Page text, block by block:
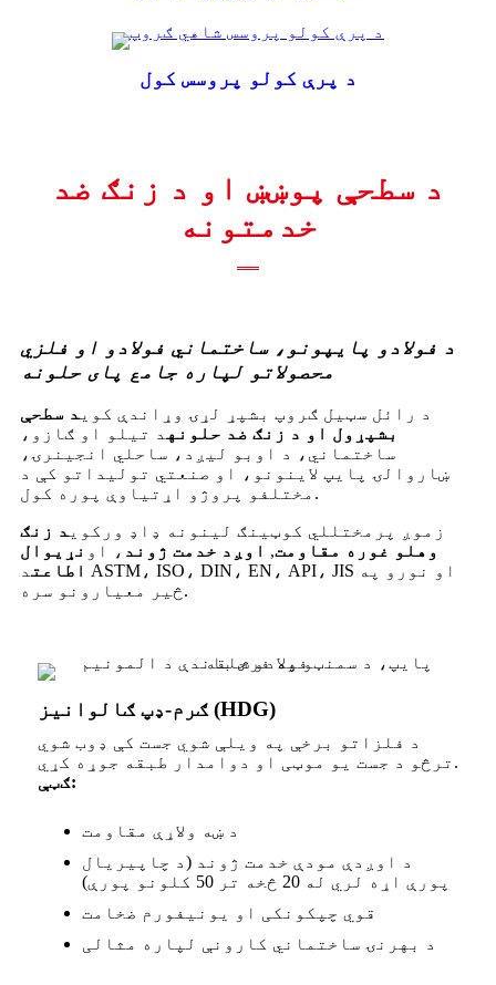
د پرې کولو پروسس کول
د سطحې پوښښ او د زنګ ضد
خدمتونه
د فولادو پایپونو، ساختماني فولادو او فلزي
محصولاتو لپاره جامع پای حلونه
د رائل سټیل ګروپ بشپړ لړۍ وړاندې کويد سطحې
بشپړول او د زنګ ضد حلونهد تیلو او ګازو،
ساختماني، د اوبو لیږد، ساحلي انجینرۍ،
ښاروالۍ پایپ لاینونو، او صنعتي تولیداتو کې د
مختلفو پروژو اړتیاوې پوره کول.
زموږ پرمختللي کوټینګ لینونه ډاډ ورکويد زنګ
وهلو غوره مقاومت, اوږد خدمت ژوند ، او نړیوال
اطاعتد ASTM، ISO، DIN، EN، API، JIS او نورو په
څیر معیارونو سره.
ګرم-ډپ ګالوانیز (HDG)
د فلزاتو برخې په ویلې شوي جست کې ډوب شوي
ترڅو د جست یو موټی او دوامدار طبقه جوړه کړي.
ګټې:
د ښه ولاړې مقاومت
د اوږدې مودې خدمت ژوند (د چاپیریال
پورې اړه لري له 20 څخه تر 50 کلونو پورې)
قوي چپکونکی او یونیفورم ضخامت
د بهرنۍ ساختماني کارونې لپاره مثالی